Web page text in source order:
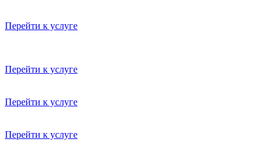
Перейти к услуге
Перейти к услуге
Перейти к услуге
Перейти к услуге